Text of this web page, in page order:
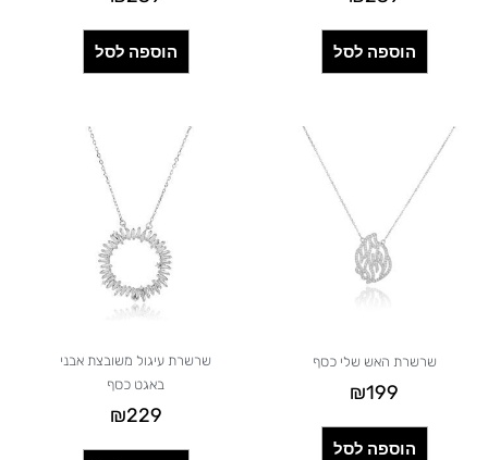
הוספה לסל הוספה לסל
שרשרת האש שלי כסף
₪199
הוספה לסל
שרשרת עיגול משובצת אבני
באגט כסף
₪229